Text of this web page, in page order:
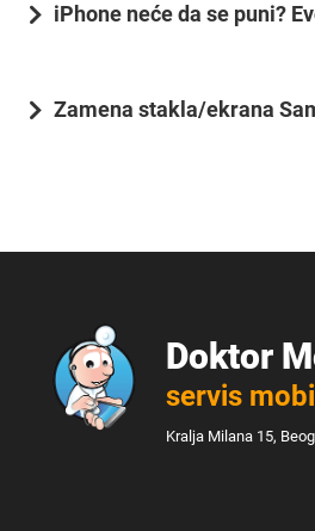
iPhone neće da se puni?
Zamena stakla/ekrana
Doktor
servis
Kralja Milana 15,